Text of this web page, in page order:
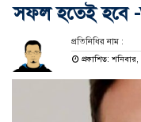
সফল হতেই হবে
প্রতিনিধির নাম :
প্রকাশিত: